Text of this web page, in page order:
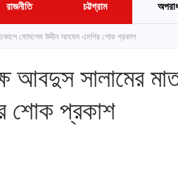
রাজনীতি চট্টগ্রাম
মোসলেম উদ্দীন আহমদ এমপির শোক প্রকাশ
আবদুস সালামের
শোক প্রকাশ